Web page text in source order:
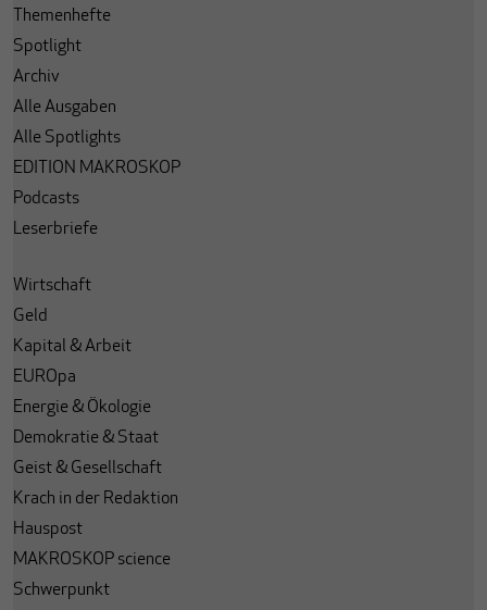
Themenhefte
Spotlight
Archiv
Alle Ausgaben
Alle Spotlights
EDITION MAKROSKOP
Podcasts
Leserbriefe
Wirtschaft
Geld
Kapital & Arbeit
EUROpa
Energie & Ökologie
Demokratie & Staat
Geist & Gesellschaft
Krach in der Redaktion
Hauspost
MAKROSKOP science
Schwerpunkt